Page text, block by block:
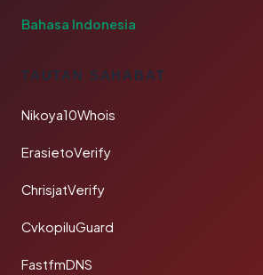
Bahasa Indonesia
TAUTAN SAHABAT
Nikoya10Whois
ErasietoVerify
ChrisjatVerify
CvkopiluGuard
FastfmDNS